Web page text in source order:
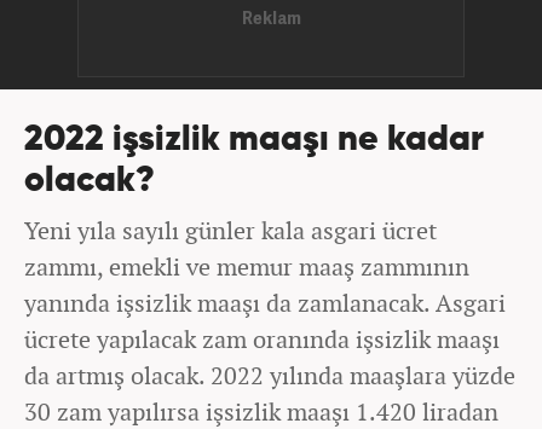
2022 işsizlik maaşı ne kadar
olacak?
Yeni yıla sayılı günler kala asgari ücret
zammı, emekli ve memur maaş zammının
yanında işsizlik maaşı da zamlanacak. Asgari
ücrete yapılacak zam oranında işsizlik maaşı
da artmış olacak. 2022 yılında maaşlara yüzde
30 zam yapılırsa işsizlik maaşı 1.420 liradan